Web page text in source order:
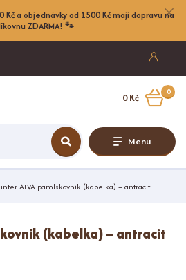
a objednávky od 1500 Kč mají dopravu na
ZDARMA! 🐾
Menu
0
0 Kč
ALVA pamlskovník (kabelka) – antracit
(kabelka) – antracit